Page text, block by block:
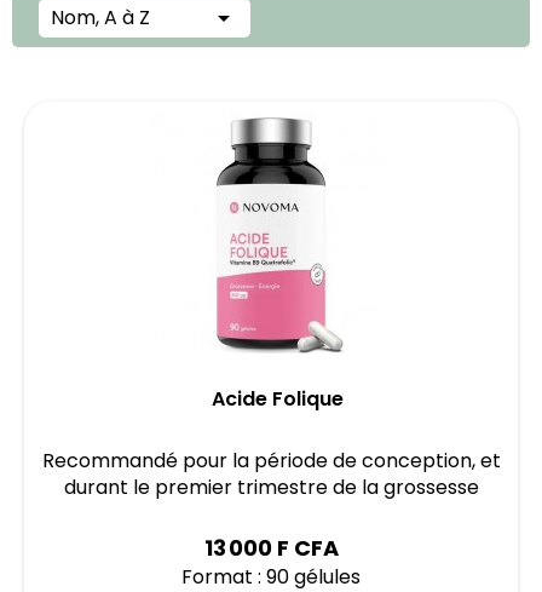
Nom, A à Z 
Acide Folique
Recommandé pour la période de conception, et
durant le premier trimestre de la grossesse
13 000 F CFA
Format : 90 gélules